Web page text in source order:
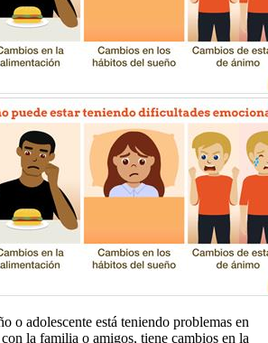
o adolescente está teniendo problemas en
la familia o amigos, tiene cambios en la